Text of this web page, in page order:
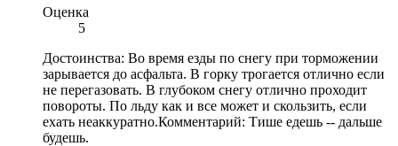
Оценка
5
Достоинства: Во время езды по снегу при торможении
зарывается до асфальта. В горку трогается отлично если
не перегазовать. В глубоком снегу отлично проходит
повороты. По льду как и все может и скользить, если
ехать неаккуратно.Комментарий: Тише едешь -- дальше
будешь.